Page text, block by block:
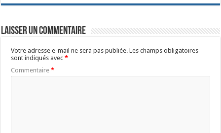
Laisser un commentaire
Votre adresse e-mail ne sera pas publiée. Les champs obligatoires
sont indiqués avec*
Commentaire*